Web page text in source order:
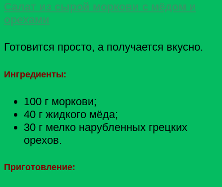
Салат из сырой моркови с мёдом и
орехами
Готовится просто, а получается вкусно.
Ингредиенты:
100 г моркови;
40 г жидкого мёда;
30 г мелко нарубленных грецких
орехов.
Приготовление: